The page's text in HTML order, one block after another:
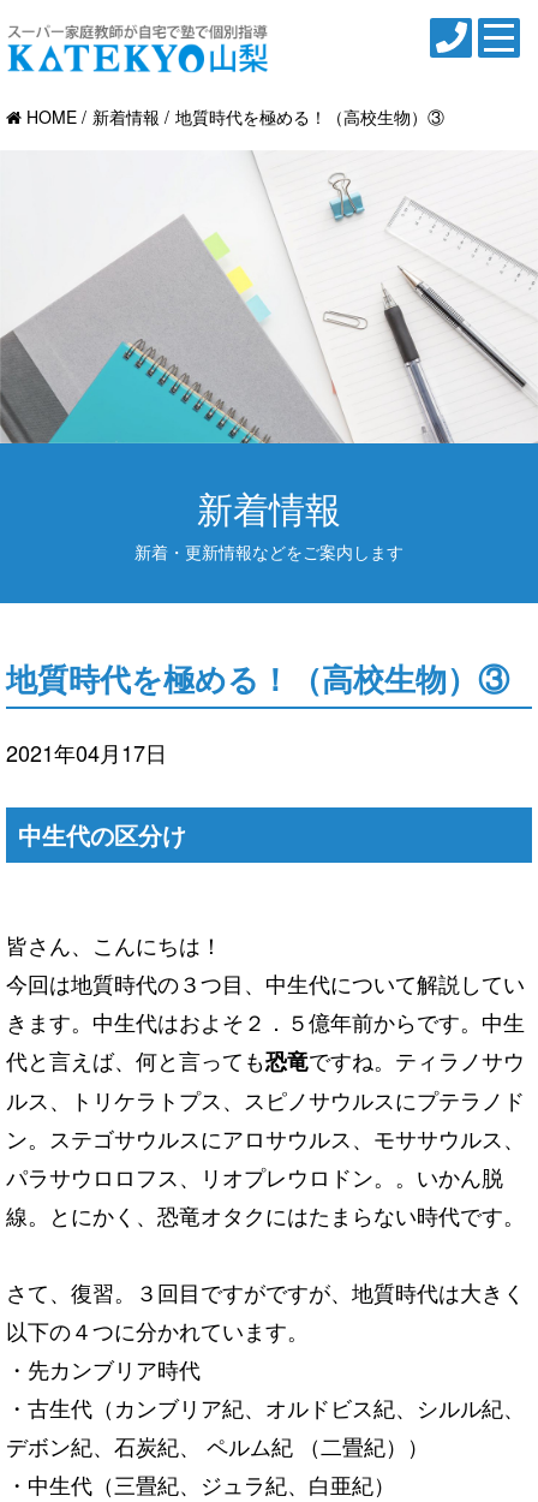
HOME 新着情報 地質時代を極める！（高校生物）③
新着情報
新着・更新情報などをご案内します
地質時代を極める！（高校生物）③
2021年04月17日
中生代の区分け
皆さん、こんにちは！
今回は地質時代の３つ目、中生代について解説してい
きます。中生代はおよそ２．５億年前からです。中生
代と言えば、何と言っても恐竜ですね。ティラノサウ
ルス、トリケラトプス、スピノサウルスにプテラノド
ン。ステゴサウルスにアロサウルス、モササウルス、
パラサウロロフス、リオプレウロドン。。いかん脱
線。とにかく、恐竜オタクにはたまらない時代です。
さて、復習。３回目ですがですが、地質時代は大きく
以下の４つに分かれています。
・先カンブリア時代
・古生代（カンブリア紀、オルドビス紀、シルル紀、
デボン紀、石炭紀、 ペルム紀 （二畳紀））
・中生代（三畳紀、ジュラ紀、白亜紀）